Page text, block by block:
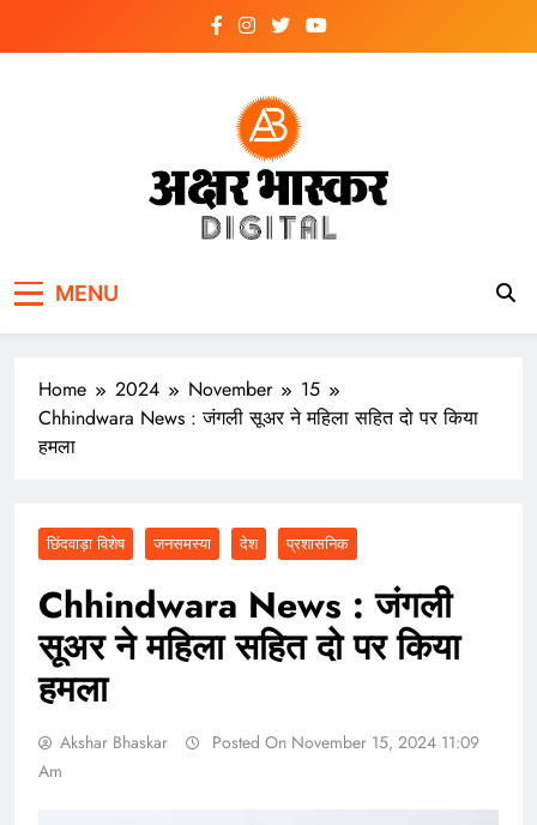
MENU
Home 2024 November
15
Chhindwara News : जंगली सूअर ने महिला सहित दो पर किया
हमला
छिंदवाड़ा विशेष जनसमस्या देश प्रशासनिक
Chhindwara News : जंगली
सूअर ने महिला सहित दो पर किया
हमला
Akshar Bhaskar
Posted On November 15, 2024 11:09
Am